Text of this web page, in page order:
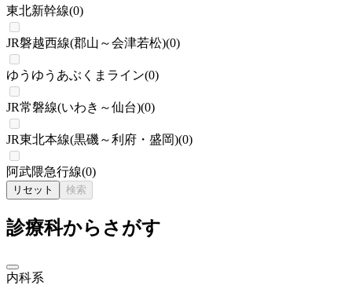
東北新幹線(0)
JR磐越西線(郡山～会津若松)(0)
ゆうゆうあぶくまライン(0)
JR常磐線(いわき～仙台)(0)
JR東北本線(黒磯～利府・盛岡)(0)
阿武隈急行線(0)
リセット 検索
診療科からさがす
内科系